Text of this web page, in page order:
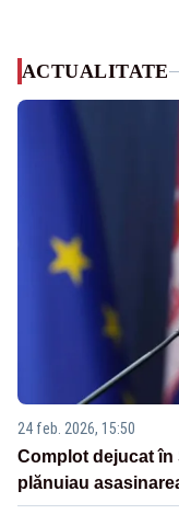
ACTUALITATE
24 feb. 2026, 15:50
Complot dejucat în
plănuiau